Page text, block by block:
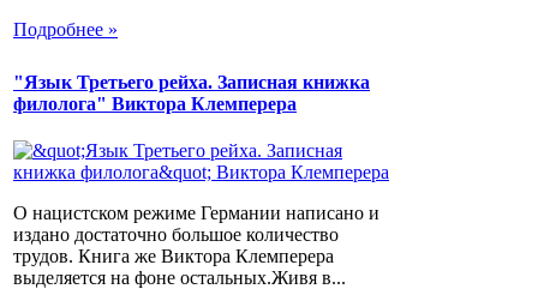
Подробнее »
"Язык Третьего рейха. Записная книжка
филолога" Виктора Клемперера
О нацистском режиме Германии написано и
издано достаточно большое количество
трудов. Книга же Виктора Клемперера
выделяется на фоне остальных.Живя в...